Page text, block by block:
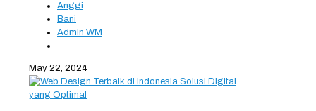
Anggi
Bani
Admin WM
May 22, 2024